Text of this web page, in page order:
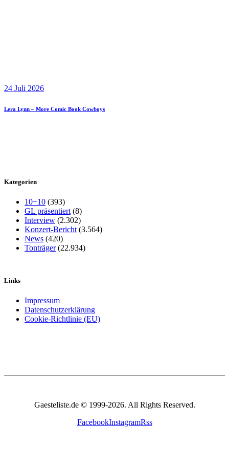
24 Juli 2026
Lera Lynn – More Comic Book Cowboys
Kategorien
10+10 (393)
GL präsentiert (8)
Interview (2.302)
Konzert-Bericht (3.564)
News (420)
Tonträger(22.934)
Links
Impressum
Datenschutzerklärung
Cookie-Richtlinie (EU)
Gaesteliste.de © 1999-2026. All Rights Reserved.
FacebookInstagramRss